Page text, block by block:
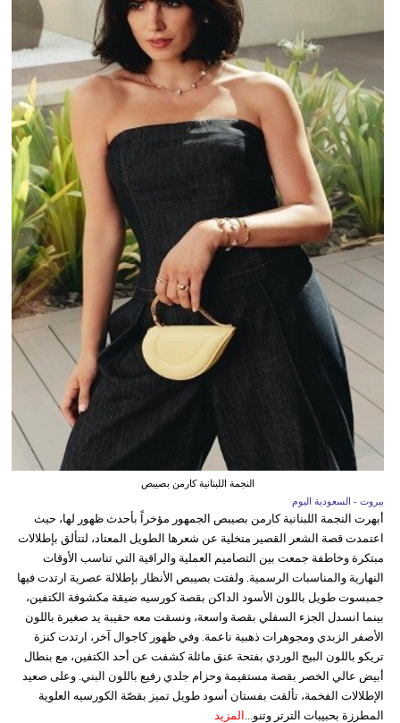
النجمة اللبنانية كارمن بصيبص
بيروت - السعودية اليوم
أبهرت النجمة اللبنانية كارمن بصيبص الجمهور مؤخراً بأحدث ظهور لها، حيث
اعتمدت قصة الشعر القصير متخلية عن شعرها الطويل المعتاد، لتتألق بإطلالات
مبتكرة وخاطفة جمعت بين التصاميم العملية والراقية التي تناسب الأوقات
النهارية والمناسبات الرسمية. ولفتت بصيبص الأنظار بإطلالة عصرية ارتدت فيها
جمبسوت طويل باللون الأسود الداكن بقصة كورسيه ضيقة مكشوفة الكتفين،
بينما انسدل الجزء السفلي بقصة واسعة، ونسقت معه حقيبة يد صغيرة باللون
الأصفر الزبدي ومجوهرات ذهبية ناعمة. وفي ظهور كاجوال آخر، ارتدت كنزة
تريكو باللون البيج الوردي بفتحة عنق مائلة كشفت عن أحد الكتفين، مع بنطال
أبيض عالي الخصر بقصة مستقيمة وحزام جلدي رفيع باللون البني. وعلى صعيد
الإطلالات الفخمة، تألقت بفستان أسود طويل تميز بقصّة الكورسيه العلوية
المطرزة بحبيبات الترتر وتنو...
المزيد